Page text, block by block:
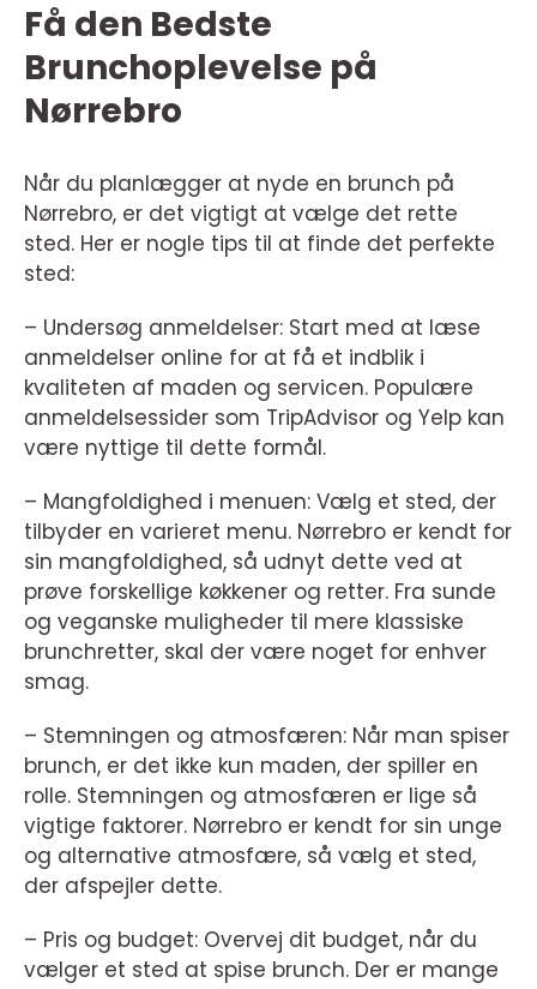
Få den Bedste
Brunchoplevelse på
Nørrebro
Når du planlægger at nyde en brunch på
Nørrebro, er det vigtigt at vælge det rette
sted. Her er nogle tips til at finde det perfekte
sted:
– Undersøg anmeldelser: Start med at læse
anmeldelser online for at få et indblik i
kvaliteten af maden og servicen. Populære
anmeldelsessider som TripAdvisor og Yelp kan
være nyttige til dette formål.
– Mangfoldighed i menuen: Vælg et sted, der
tilbyder en varieret menu. Nørrebro er kendt for
sin mangfoldighed, så udnyt dette ved at
prøve forskellige køkkener og retter. Fra sunde
og veganske muligheder til mere klassiske
brunchretter, skal der være noget for enhver
smag.
– Stemningen og atmosfæren: Når man spiser
brunch, er det ikke kun maden, der spiller en
rolle. Stemningen og atmosfæren er lige så
vigtige faktorer. Nørrebro er kendt for sin unge
og alternative atmosfære, så vælg et sted,
der afspejler dette.
– Pris og budget: Overvej dit budget, når du
vælger et sted at spise brunch. Der er mange